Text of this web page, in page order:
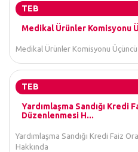
TEB
Medikal Ürünler Komisyonu
Medikal Ürünler Komisyonu Üçüncü
TEB
Yardımlaşma Sandığı Kredi
Düzenlenmesi H...
Yardımlaşma Sandığı Kredi Faiz
Hakkında